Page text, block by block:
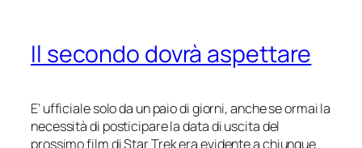
Il secondo dovrà aspettare
E’ ufficiale solo da un paio di giorni, anche se ormai la
necessità di posticipare la data di uscita del
prossimo film diStar Trekera evidente a chiunque